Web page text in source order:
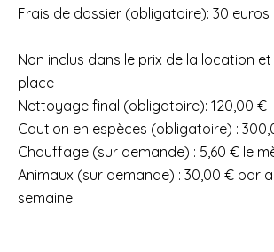
Frais de dossier (obligatoire): 30 euros
Non inclus dans le prix de la location
place :
Nettoyage final (obligatoire): 120,00 €
Caution en espèces (obligatoire) :
Chauffage (sur demande) : 5,60 € le
Animaux (sur demande) : 30,00 € par
semaine